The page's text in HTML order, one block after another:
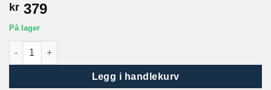
kr 379
På lager
Nordlys Mønstret pannebånd - natur og lilla antall
Legg i handlekurv